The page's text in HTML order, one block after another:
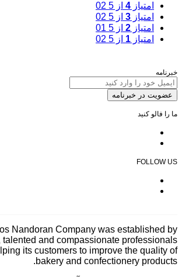
امتیاز 4 از 5
امتیاز 3 از 5
امتیاز 2 از 5
امتیاز 1 از 5
خبرنامه
عضویت در خبرنامه
ما را فالو کنید
FOLLOW US
Nandoran Company was established by
talented and compassionate professionals
its customers to improve the quality of
bakery and confectionery products.